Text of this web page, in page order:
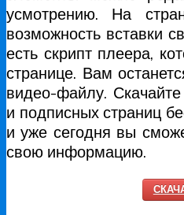
усмотрению. На
возможность вставки
есть скрипт плеера,
странице. Вам
видео-файлу.
и подписных страниц
и уже сегодня вы
свою информацию.